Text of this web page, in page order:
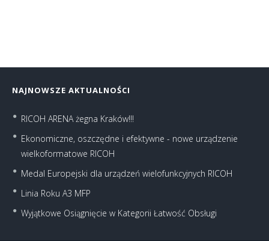
NAJNOWSZE AKTUALNOŚCI
RICOH ARENA żegna Kraków!!!
Ekonomiczne, oszczędne i efektywne - nowe urządzenie
wielkoformatowe RICOH
Medal Europejski dla urządzeń wielofunkcyjnych RICOH
Linia Roku A3 MFP
Wyjątkowe Osiągnięcie w Kategorii Łatwość Obsługi